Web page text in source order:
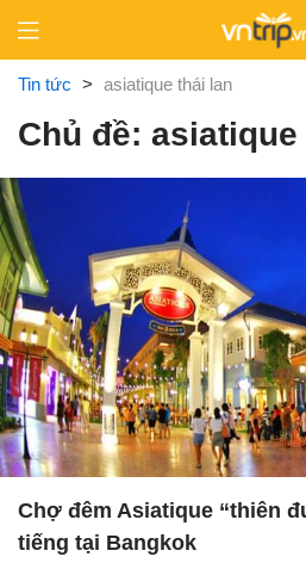
content
Tin tức > asiatique thái lan
Chủ đề:
Chợ đêm Asiatique “thiên
tiếng tại Bangkok